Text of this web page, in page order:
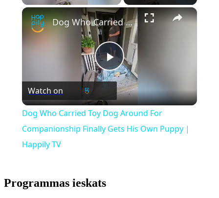
×
Play
Video
Dog Who Carried Toy Dog Around For Companionship Finally Gets His Own Puppy | Happily TV
Watch on
Dog Who Carried Toy Dog Around For
Companionship Finally Gets His Own Puppy |
Happily TV
Programmas ieskats